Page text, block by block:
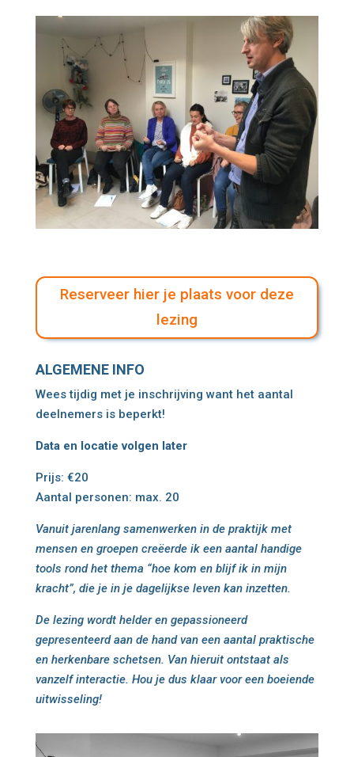
Reserveer hier je plaats voor deze
lezing
ALGEMENE INFO
Wees tijdig met je inschrijving want het aantal
deelnemers is beperkt!
Data en locatie volgen later
Prijs: €20
Aantal personen: max. 20
Vanuit jarenlang samenwerken in de praktijk met
mensen en groepen creëerde ik een aantal handige
tools rond het thema “hoe kom en blijf ik in mijn
kracht”, die je in je dagelijkse leven kan inzetten.
De lezing wordt helder en gepassioneerd
gepresenteerd aan de hand van een aantal praktische
en herkenbare schetsen. Van hieruit ontstaat als
vanzelf interactie. Hou je dus klaar voor een boeiende
uitwisseling!